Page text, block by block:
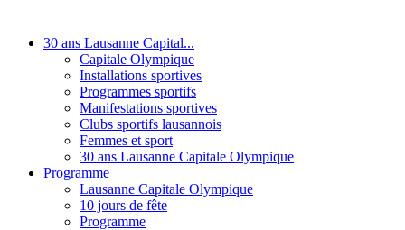
30 ans Lausanne Capital...
Capitale Olympique
Installations sportives
Programmes sportifs
Manifestations sportives
Clubs sportifs lausannois
Femmes et sport
30 ans Lausanne Capitale Olympique
Programme
Lausanne Capitale Olympique
10 jours de fête
Programme